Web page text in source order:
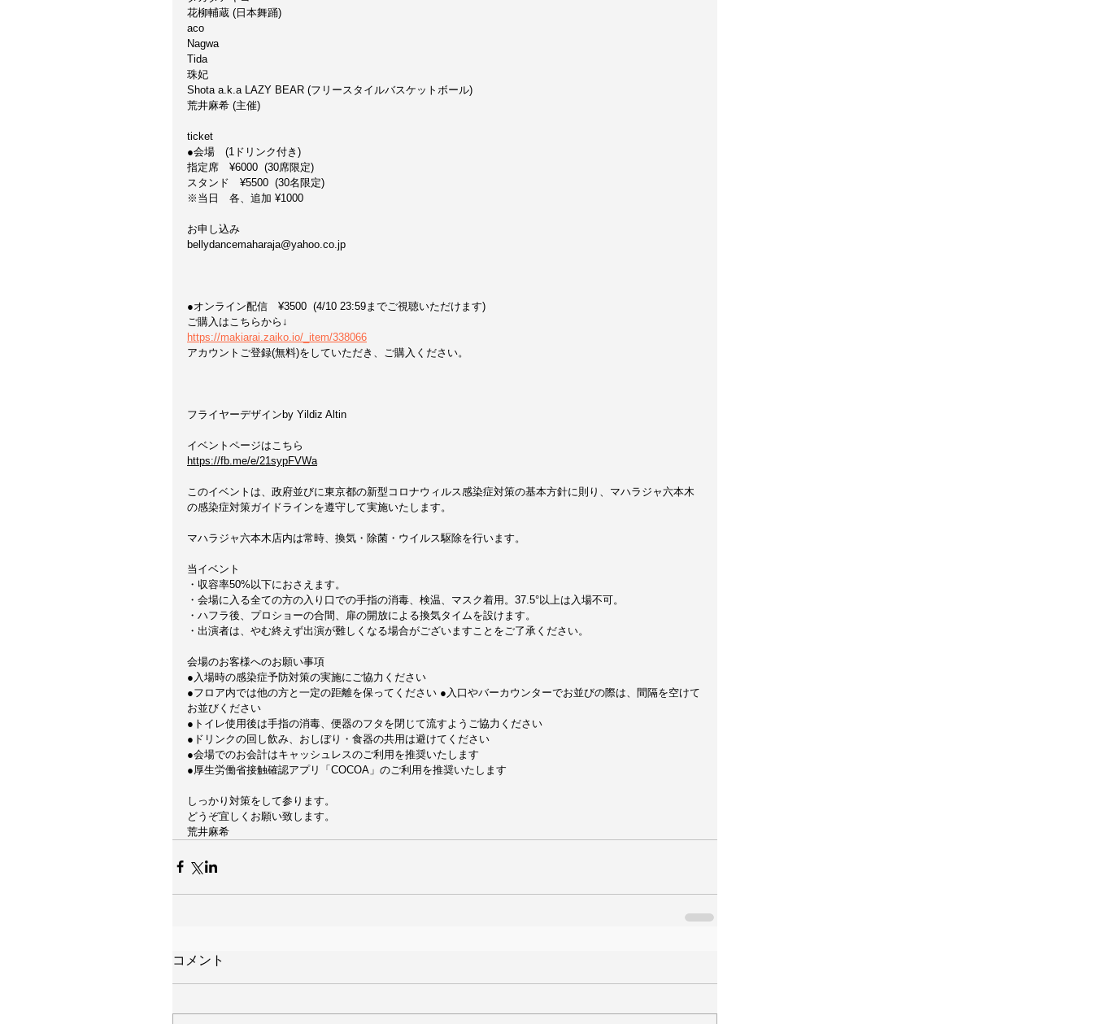
花柳輔蔵 (日本舞踊)
aco
Nagwa
Tida
珠妃
Shota a.k.a LAZY BEAR (フリースタイルバスケットボール)
荒井麻希 (主催)
ticket
●会場　(1ドリンク付き)
指定席　¥6000  (30席限定)
スタンド　¥5500  (30名限定)
※当日　各、追加 ¥1000
お申し込み
bellydancemaharaja@yahoo.co.jp
●オンライン配信　¥3500  (4/10 23:59までご視聴いただけます)
ご購入はこちらから↓
https://makiarai.zaiko.io/_item/338066
アカウントご登録(無料)をしていただき、ご購入ください。
フライヤーデザインby Yildiz Altin
イベントページはこちら
https://fb.me/e/21sypFVWa
このイベントは、政府並びに東京都の新型コロナウィルス感染症対策の基本方針に則り、マハラジャ六本木
の感染症対策ガイドラインを遵守して実施いたします。
マハラジャ六本木店内は常時、換気・除菌・ウイルス駆除を行います。
当イベント
・収容率50%以下におさえます。
・会場に入る全ての方の入り口での手指の消毒、検温、マスク着用。37.5°以上は入場不可。
・ハフラ後、プロショーの合間、扉の開放による換気タイムを設けます。
・出演者は、やむ終えず出演が難しくなる場合がございますことをご了承ください。
会場のお客様へのお願い事項
●入場時の感染症予防対策の実施にご協力ください
●フロア内では他の方と一定の距離を保ってください ●入口やバーカウンターでお並びの際は、間隔を空けて
お並びください
●トイレ使用後は手指の消毒、便器のフタを閉じて流すようご協力ください
●ドリンクの回し飲み、おしぼり・食器の共用は避けてください
●会場でのお会計はキャッシュレスのご利用を推奨いたします
●厚生労働省接触確認アプリ「COCOA」のご利用を推奨いたします
しっかり対策をして参ります。
どうぞ宜しくお願い致します。
荒井麻希
コメント